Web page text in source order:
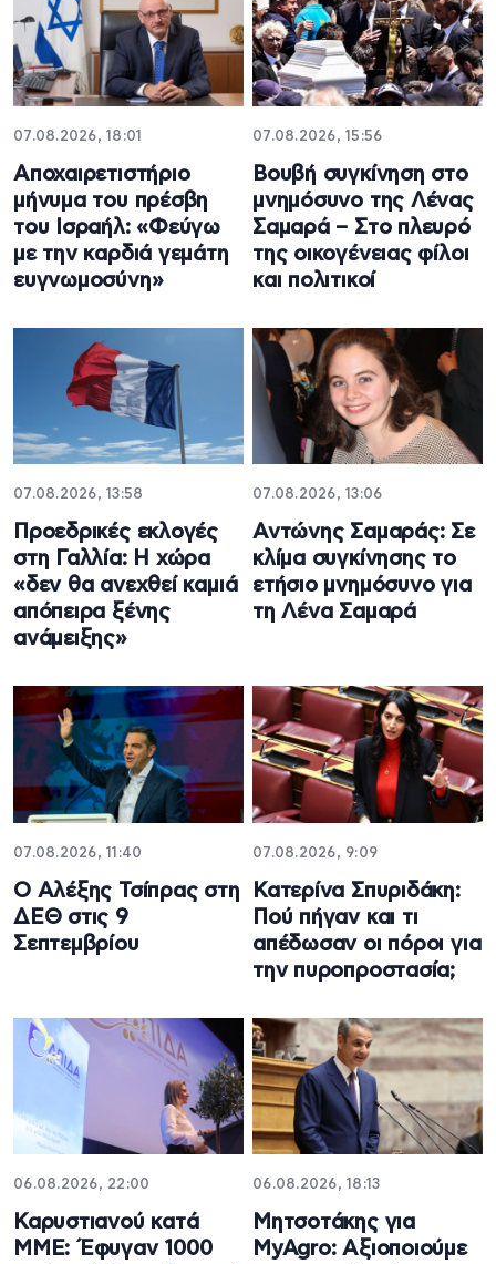
07.08.2026, 18:01
Αποχαιρετιστήριο
μήνυμα του πρέσβη
του Ισραήλ: «Φεύγω
με την καρδιά γεμάτη
ευγνωμοσύνη»
07.08.2026, 15:56
Βουβή συγκίνηση στο
μνημόσυνο της Λένας
Σαμαρά – Στο πλευρό
της οικογένειας φίλοι
και πολιτικοί
07.08.2026, 13:58
Προεδρικές εκλογές
στη Γαλλία: Η χώρα
«δεν θα ανεχθεί καμιά
απόπειρα ξένης
ανάμειξης»
07.08.2026, 13:06
Αντώνης Σαμαράς: Σε
κλίμα συγκίνησης το
ετήσιο μνημόσυνο για
τη Λένα Σαμαρά
07.08.2026, 11:40
Ο Αλέξης Τσίπρας στη
ΔΕΘ στις 9
Σεπτεμβρίου
07.08.2026, 9:09
Κατερίνα Σπυριδάκη:
Πού πήγαν και τι
απέδωσαν οι πόροι για
την πυροπροστασία;
06.08.2026, 22:00
Καρυστιανού κατά
ΜΜΕ: Έφυγαν 1000
06.08.2026, 18:13
Μητσοτάκης για
MyAgro: Αξιοποιούμε